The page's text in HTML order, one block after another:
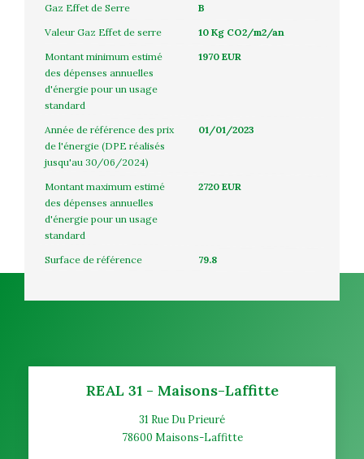
Gaz Effet de Serre
B
Valeur Gaz Effet de serre
10 Kg CO2/m2/an
Montant minimum estimé
des dépenses annuelles
d'énergie pour un usage
standard
1970 EUR
Année de référence des prix
de l'énergie (DPE réalisés
jusqu'au 30/06/2024)
01/01/2023
Montant maximum estimé
des dépenses annuelles
d'énergie pour un usage
standard
2720 EUR
Surface de référence 79.8
REAL 31 - Maisons-Laffitte
31 Rue Du Prieuré
78600 Maisons-Laffitte